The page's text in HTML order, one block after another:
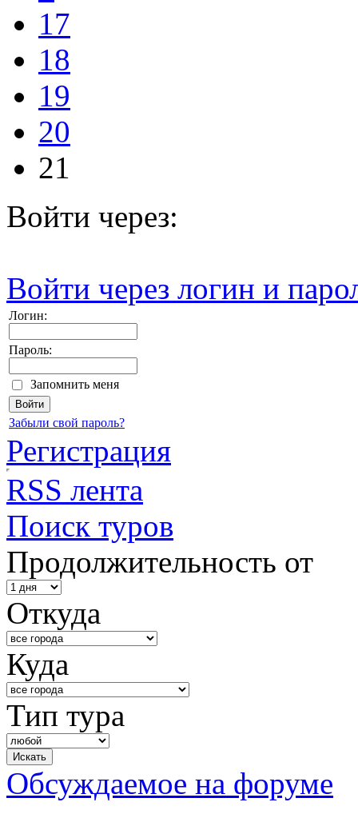
17
18
19
20
21
Войти через:
Войти через логин и
Логин:
Пароль:
Запомнить меня
Забыли свой пароль?
Регистрация
RSS лента
Поиск туров
Продолжительность от
Откуда
Куда
Тип тура
Обсуждаемое на форуме